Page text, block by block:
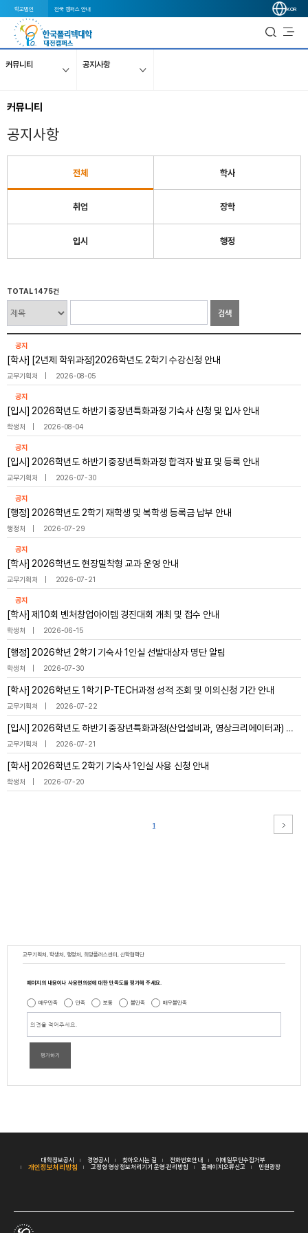
학교법인 전국 캠퍼스 안내 KOR
커뮤니티 공지사항
커뮤니티
공지사항
전체 학사
취업 장학
입시 행정
TOTAL 1475건
검색
공지
[학사] [2년제 학위과정]2026학년도 2학기 수강신청 안내
교무기획처 2026-08-05
공지
[입시] 2026학년도 하반기 중장년특화과정 기숙사 신청 및 입사 안내
학생처 2026-08-04
공지
[입시] 2026학년도 하반기 중장년특화과정 합격자 발표 및 등록 안내
교무기획처 2026-07-30
공지
[행정] 2026학년도 2학기 재학생 및 복학생 등록금 납부 안내
행정처 2026-07-29
공지
[학사] 2026학년도 현장밀착형 교과 운영 안내
교무기획처 2026-07-21
공지
[학사] 제10회 벤처창업아이템 경진대회 개최 및 접수 안내
학생처 2026-06-15
[행정] 2026학년 2학기 기숙사 1인실 선발대상자 명단 알림
학생처 2026-07-30
[학사] 2026학년도 1학기 P-TECH과정 성적 조회 및 이의신청 기간 안내
교무기획처 2026-07-22
[입시] 2026학년도 하반기 중장년특화과정(산업설비과, 영상크리에이터과) 면접 안내
교무기획처 2026-07-21
[학사] 2026학년도 2학기 기숙사 1인실 사용 신청 안내
학생처 2026-07-20
1
교무기획처, 학생처, 행정처, 희망플러스센터, 산학협력단
페이지의 내용이나 사용편의성에 대한 만족도를 평가해 주세요.
매우만족 만족 보통 불만족 매우불만족
평가하기
대학정보공시 경영공시 찾아오시는 길 전화번호안내 이메일무단수집거부
개인정보처리방침 고정형 영상정보처리기기 운영·관리방침 홈페이지오류신고 민원광장